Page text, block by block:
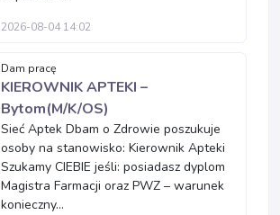
2026-08-04 14:02
Dam pracę
KIEROWNIK APTEKI –
Bytom(M/K/OS)
Sieć Aptek Dbam o Zdrowie poszukuje
osoby na stanowisko: Kierownik Apteki
Szukamy CIEBIE jeśli: posiadasz dyplom
Magistra Farmacji oraz PWZ – warunek
konieczny...